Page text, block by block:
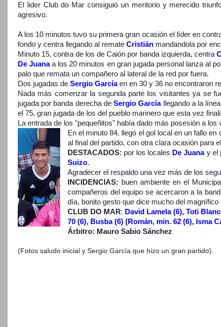
El lider Club do Mar consiguió un meritorio y merecido
agresivo.
A los 10 minutos tuvo su primera gran ocasión el líder en
fondo y centra llegando al remate Cristián mandandola por
Minuto 15, contra de los de Caión por banda izquierda, centra
De Juanaa los 20 minutos en gran jugada personal lanza al
palo que remata un compañero al lateral de la red por fuera.
Dos jugadas de Sergio Garcíaen en 30 y 36 no encontraron
Nada más comenzar la segunda parte los visitantes ya se
jugada por banda derecha deSergio Garcíallegando a la
el 75, gran jugada de los del pueblo marinero que esta vez
La entrada de los "pequeñitos" había dado más posesión a
En el minuto 84, llegó el gol local en un fallo
al final del partido, con otra clara ocasión para
DESTACADOS: por los locales De Juana y el
Suizo.
Agradecer el respaldo una vez más de los
INCIDENCIAS: buen ambiente en el
compañeros del equipo se acercaron a la
día, bonito gesto que dice mucho del
CLUB DO MAR: David Lamela (6), Toti
70 (6), Busba (6) (Román, min. 62 (6), Isma
Árbitro: Mauro Sabio Sánchez
(Fotos saludo inicial y Sergio García que hizo un gran partido).